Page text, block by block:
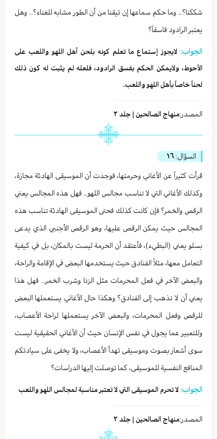
شككنا؟.. وما حكم سماعها إن تيقنا من أن الطور مشابه للغناء؟.. وهل
يعتبر الرادود فاسقاً؟
الجواب: لايجوز إستماع ما تعلم كونه بلحن أهل اللهو واللعب على
الأحوط، ولايمكن الحكم بفسق الرادود، فلعله لم يثبت له كون ذلك
لحناً خاصاً بأهل اللهو واللعب.
المصدر:منهاج الصالحين | جلد ٢
السؤال: ١٦
قرأت كثيراً عن الأغاني وحرمتها، فوجدت أن الموسيقى الهادئة مجازة،
وكذلك الأغاني التي لا تناسب مجالس اللهو.. فهل هذه المجالس يعني
الرقص والخمر؟ فإن كانت كذلك فحتى الموسيقى الهادئة تناسب هذه
المجالس حيث يمكن الرقص عليها، وهو الرقص الأجنبي الذي يدعى
بسلو يعني (البطيء)، فأعتقد أن الحرمة ليست بالمكان، بل في كيفية
التعامل معها، مثلاً الفنادق حيث يستخدمها البعض في الإقامة والراحة،
والبعض الآخر في فعل المحرمات مثل الزنا وشرب الخمر.. فهل هذا
يعني أن لا نذهب إلى الفنادق؟ وهكذا حال الأغاني يستعملها البعض
للرقص وفعل المحرمات، والبعض الآخر يستعملها لراحة الأعصاب،
وللتعبير عما يجول في نفس الإنسان حيث أن الأغاني الحقيقية ليست
سوى أشعار بصوت وموسيقى تهدأ الأعصاب، ولا يخفى على سيادتكم
المنافع النفسية للموسيقى، كما توصلت إليها الدراسات؟
الجواب: لا تحرم الموسیقی التي لا تعتبر مناسبة لمجالس اللهو واللعب
المصدر:منهاج الصالحين | جلد ٢